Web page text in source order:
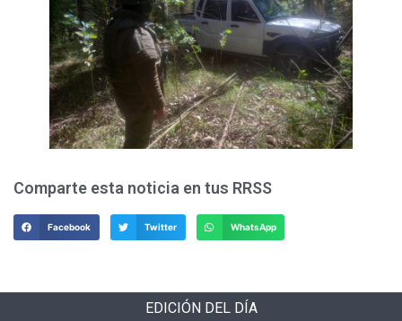
Comparte esta noticia en tus RRSS
Facebook Twitter WhatsApp
EDICIÓN DEL DÍA